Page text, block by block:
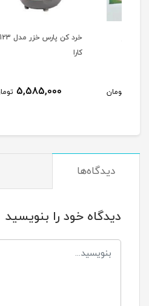
خرد كن پارس خزر مدل 123
5,585,000 تومان
دیدگاه‌ها
دیدگاه خود را بنویسید